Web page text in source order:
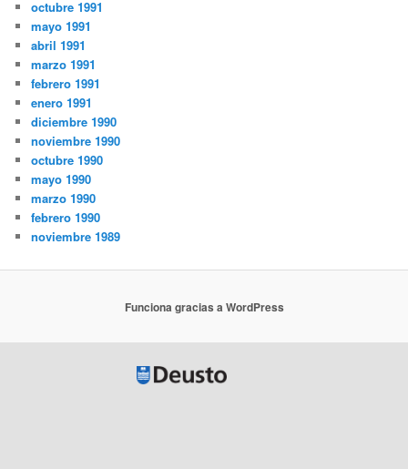
octubre 1991
mayo 1991
abril 1991
marzo 1991
febrero 1991
enero 1991
diciembre 1990
noviembre 1990
octubre 1990
mayo 1990
marzo 1990
febrero 1990
noviembre 1989
Funciona gracias a WordPress